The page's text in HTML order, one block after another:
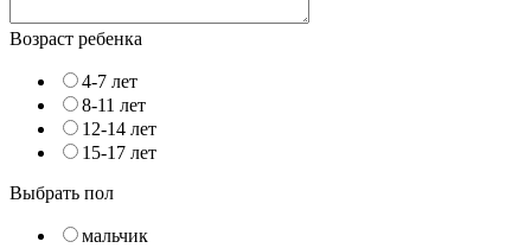
Возраст ребенка
4-7 лет
8-11 лет
12-14 лет
15-17 лет
Выбрать пол
мальчик